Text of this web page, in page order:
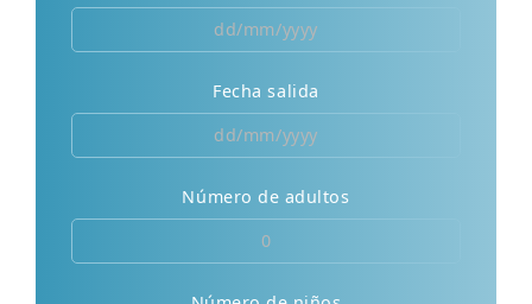
Fecha salida
Número de adultos